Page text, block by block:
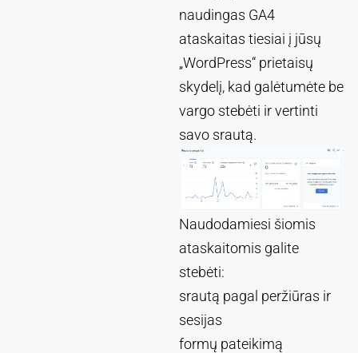
naudingas GA4
ataskaitas tiesiai į jūsų
„WordPress“ prietaisų
skydelį, kad galėtumėte be
vargo stebėti ir vertinti
savo srautą.
Naudodamiesi šiomis
ataskaitomis galite
stebėti:
srautą pagal peržiūras ir
sesijas
formų pateikimą